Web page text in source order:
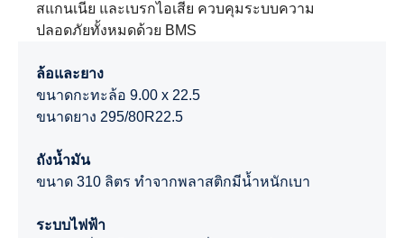
สแกนเนีย และเบรกไอเสีย ควบคุมระบบความ
ปลอดภัยทั้งหมดด้วย BMS
ล้อและยาง
ขนาดกะทะล้อ 9.00 x 22.5
ขนาดยาง 295/80R22.5
ถังน้ำมัน
ขนาด 310 ลิตร ทำจากพลาสติกมีน้ำหนักเบา
ระบบไฟฟ้า